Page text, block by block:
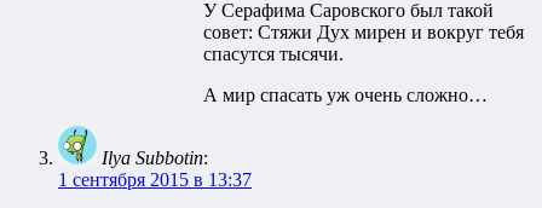
У Серафима Саровского был такой
совет: Стяжи Дух мирен и вокруг тебя
спасутся тысячи.
А мир спасать уж очень сложно…
Ilya Subbotin:
1 сентября 2015 в 13:37